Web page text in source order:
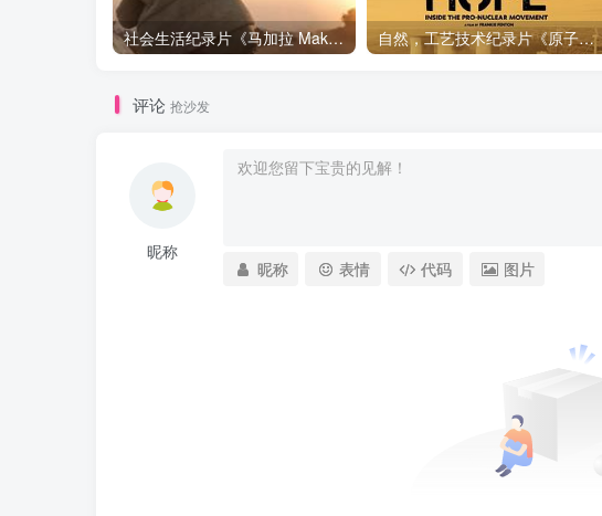
社会生活纪录片《马加拉 Makala》下载 自然，工艺技术纪录片《原子能的希望 Atomic Hope – Inside the Pro-Nuclear Movement》下载
评论 抢沙发
昵称
昵称 表情 代码 图片